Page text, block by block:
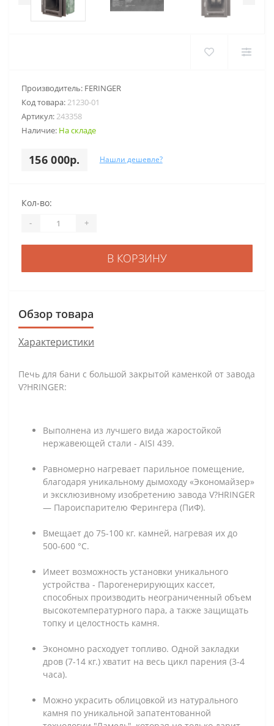
Производитель: FERINGER
Код товара:21230-01
Артикул:243358
Наличие: На складе
156 000р. Нашли дешевле?
Кол-во:
- +
В КОРЗИНУ
Обзор товара
Характеристики
Печь для бани с большой закрытой каменкой от завода
V?HRINGER:
Выполнена из лучшего вида жаростойкой
нержавеющей стали - AISI 439.
Равномерно нагревает парильное помещение,
благодаря уникальному дымоходу «Экономайзер»
и эксклюзивному изобретению завода V?HRINGER
— Пароиспарителю Ферингера (ПиФ).
Вмещает до 75-100 кг. камней, нагревая их до
500-600 °С.
Имеет возможность установки уникального
устройства - Парогенерирующих кассет,
способных производить неограниченный объем
высокотемпературного пара, а также защищать
топку и целостность камня.
Экономно расходует топливо. Одной закладки
дров (7-14 кг.) хватит на весь цикл парения (3-4
часа).
Можно украсить облицовкой из натурального
камня по уникальной запатентованной